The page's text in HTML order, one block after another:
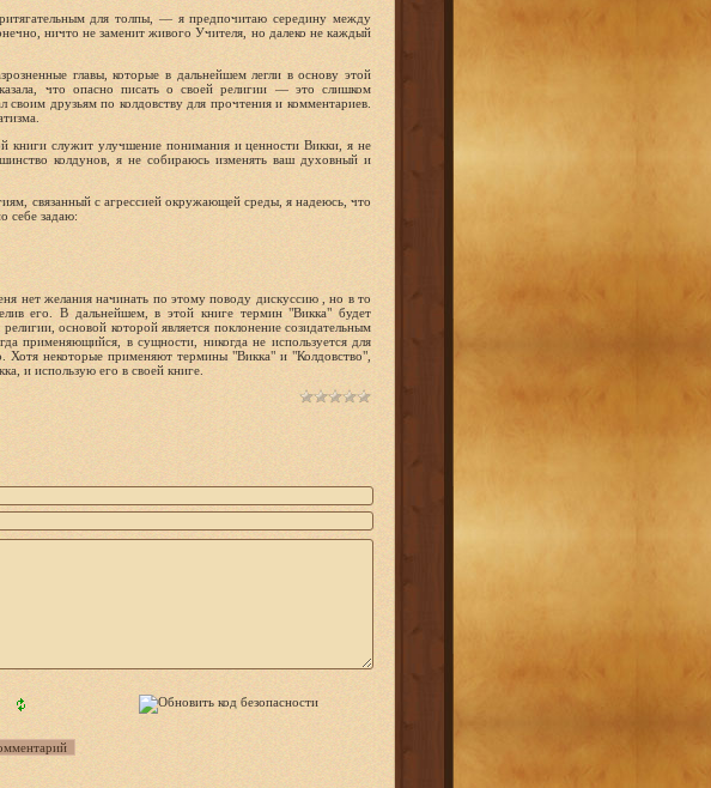
для толпы, — я предпочитаю се­редину между
ничто не заменит живо­го Учителя, но далеко не каждый
главы, которые в дальнейшем легли в основу этой
что опасно писать о сво­ей религии — это слишком
друзьям по колдовству для прочтения и комментариев.
книги служит улучшение понимания и цен­ности Викки, я не
колдунов, я не соби­раюсь изменять ваш духовный и
связанный с агрессией окружаю­щей среды, я надеюсь, что
себе задаю:
нет желания начинать по этому пово­ду дискуссию , но в то
его. В дальнейшем, в этой книге термин "Викка" будет
основой которой является поклонение созидательным
применяющийся, в сущности, никогда не используется для
Хотя некоторые применя­ют термины "Викка" и "Колдовство",
и использую его в своей книге.